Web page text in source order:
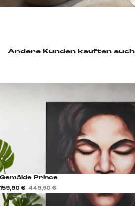
Andere Kunden kauften auch
Gemälde Prince
159,90 € 449,90 €